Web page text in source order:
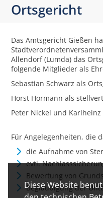
Diese Website
Ortsgericht
Das Amtsgericht Gießen
Allendorf (Lumda) das
folgende Mitglieder als
Sebastian Schwarz als
Horst Hormann als
Peter Nickel und
Für Angelegenheiten, die
die Aufnahme von
evtl.
Bewertung von
Beglaubigung der